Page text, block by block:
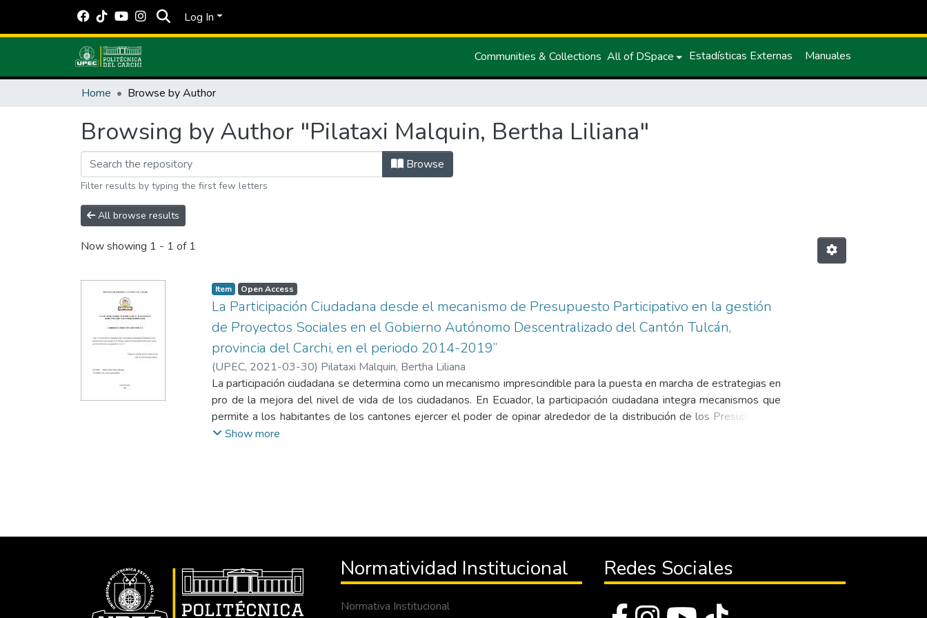
Log In
Communities & Collections All of DSpace Estadísticas Externas Manuales
Home Browse by Author
Browsing by Author "Pilataxi Malquin, Bertha Liliana"
Browse
Filter results by typing the first few letters
All browse results
Now showing 1 - 1 of 1
Item Open Access
La Participación Ciudadana desde el mecanismo de Presupuesto Participativo en la gestión
de Proyectos Sociales en el Gobierno Autónomo Descentralizado del Cantón Tulcán,
provincia del Carchi, en el periodo 2014-2019”
(UPEC, 2021-03-30) Pilataxi Malquin, Bertha Liliana
La participación ciudadana se determina como un mecanismo imprescindible para la puesta en marcha de estrategias en
pro de la mejora del nivel de vida de los ciudadanos. En Ecuador, la participación ciudadana integra mecanismos que
permite a los habitantes de los cantones ejercer el poder de opinar alrededor de la distribución de los Presupuestos
Participativos. En el presente trabajo se analizó la Participación Ciudadana desde el mecanismo de Presupuesto
relevantes que permitieron cumplir con los objetivos de la investigación, donde se puede manifestar que en la
población del cantón Tulcán aun no prevalece de conocimiento acerca este mecanismo y por ende su participación
dentro del municipio es débil, por otra parte se menciona que los proyectos sociales pedidos por la ciudadanía no han
Show more
Normatividad Institucional
Normativa Institucional
Redes Sociales